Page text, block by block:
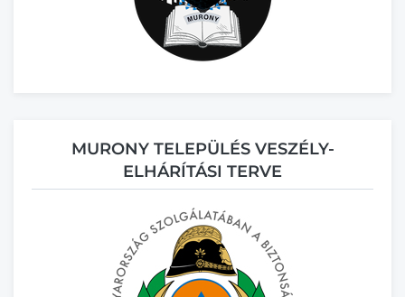
MURONY TELEPÜLÉS VESZÉLY-
ELHÁRÍTÁSI TERVE